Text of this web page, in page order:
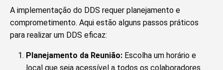
A implementação do DDS requer planejamento e
comprometimento. Aqui estão alguns passos práticos
para realizar um DDS eficaz:
Planejamento da Reunião: Escolha um horário e
local que seja acessível a todos os colaboradores.